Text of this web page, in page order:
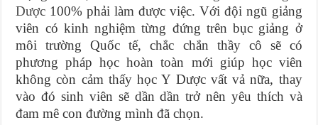
Dược 100% phải làm được việc. Với đội ngũ giảng
viên có kinh nghiệm từng đứng trên bục giảng ở
môi trường Quốc tế, chắc chắn thầy cô sẽ có
phương pháp học hoàn toàn mới giúp học viên
không còn cảm thấy học Y Dược vất vả nữa, thay
vào đó sinh viên sẽ dần dần trở nên yêu thích và
đam mê con đường mình đã chọn.